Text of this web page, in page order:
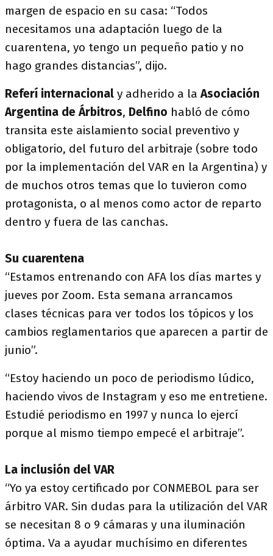
margen de espacio en su casa: “Todos
necesitamos una adaptación luego de la
cuarentena, yo tengo un pequeño patio y no
hago grandes distancias”, dijo.
Referí internacional y adherido a laAsociación
Argentina de Árbitros, Delfino habló de cómo
transita este aislamiento social preventivo y
obligatorio, del futuro del arbitraje (sobre todo
por la implementación del VAR en la Argentina) y
de muchos otros temas que lo tuvieron como
protagonista, o al menos como actor de reparto
dentro y fuera de las canchas.
Su cuarentena
“Estamos entrenando con AFA los días martes y
jueves por Zoom. Esta semana arrancamos
clases técnicas para ver todos los tópicos y los
cambios reglamentarios que aparecen a partir de
junio”.
“Estoy haciendo un poco de periodismo lúdico,
haciendo vivos de Instagram y eso me entretiene.
Estudié periodismo en 1997 y nunca lo ejercí
porque al mismo tiempo empecé el arbitraje”.
La inclusión del VAR
“Yo ya estoy certificado por CONMEBOL para ser
árbitro VAR. Sin dudas para la utilización del VAR
se necesitan 8 o 9 cámaras y una iluminación
óptima. Va a ayudar muchísimo en diferentes